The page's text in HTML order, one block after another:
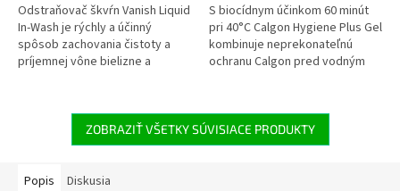
Odstraňovač škvŕn Vanish Liquid
In-Wash je rýchly a účinný
spôsob zachovania čistoty a
príjemnej vône bielizne a
S biocídnym účinkom 60 minút
pri 40°C Calgon Hygiene Plus Gel
kombinuje neprekonateľnú
ochranu Calgon pred vodným
99,9%...
ZOBRAZIŤ VŠETKY SÚVISIACE PRODUKTY
Popis Diskusia